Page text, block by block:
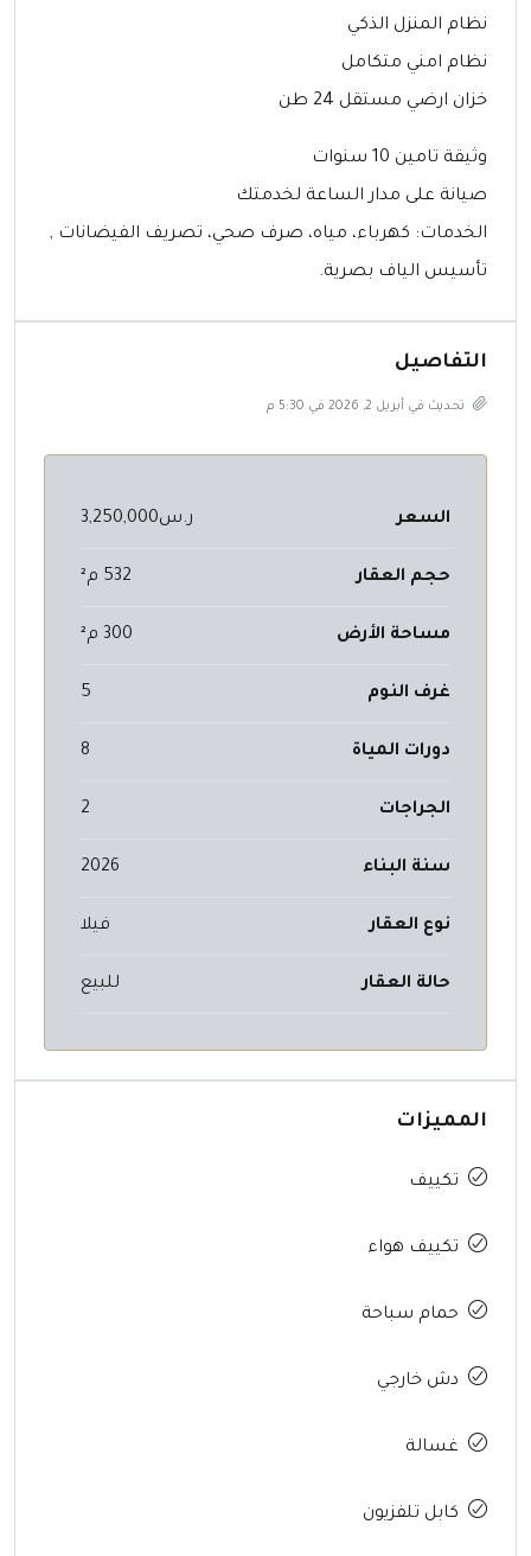
نظام المنزل الذكي
نظام امني متكامل
خزان ارضي مستقل 24 طن
وثيقة تامين 10 سنوات
صيانة على مدار الساعة لخدمتك
الخدمات: كهرباء، مياه، صرف صحي، تصريف الفيضانات ,
تأسيس الياف بصرية.
التفاصيل
تحديث في أبريل 2, 2026 في 5:30 م
السعر ر.س3,250,000
حجم العقار 532 م²
مساحة الأرض 300 م²
غرف النوم 5
دورات المياة 8
الجراجات 2
سنة البناء 2026
نوع العقار فيلا
حالة العقار للبيع
المميزات
تكييف
تكييف هواء
حمام سباحة
دش خارجي
غسالة
كابل تلفزيون